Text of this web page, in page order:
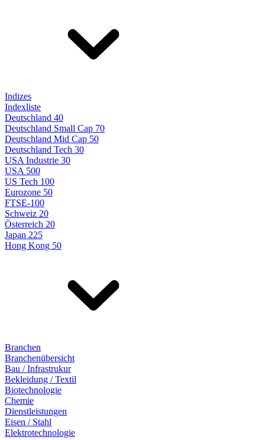
Indizes
Indexliste
Deutschland 40
Deutschland Small Cap 70
Deutschland Mid Cap 50
Deutschland Tech 30
USA Industrie 30
USA 500
US Tech 100
Eurozone 50
FTSE-100
Schweiz 20
Österreich 20
Japan 225
Hong Kong 50
Branchen
Branchenübersicht
Bau / Infrastrukur
Bekleidung / Textil
Biotechnologie
Chemie
Dienstleistungen
Eisen / Stahl
Elektrotechnologie